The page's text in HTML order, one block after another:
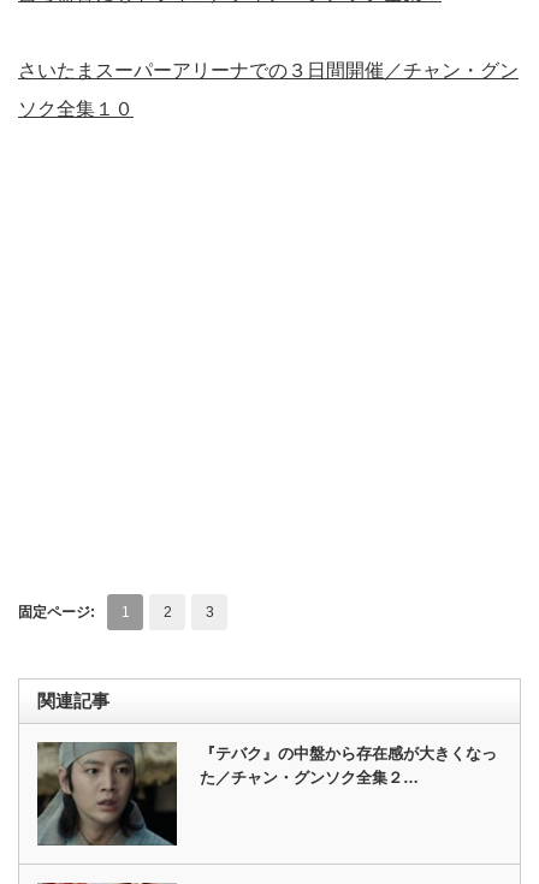
さいたまスーパーアリーナでの３日間開催／チャン・グン
ソク全集１０
固定ページ: 1 2 3
関連記事
『テバク』の中盤から存在感が大きくなっ
た／チャン・グンソク全集２…